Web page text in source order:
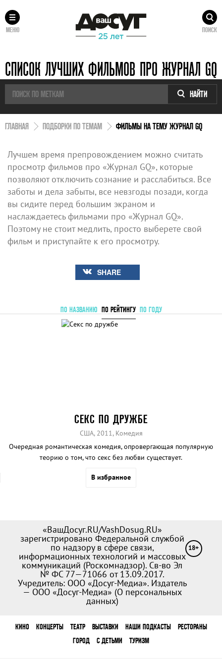
МЕНЮ ПОИСК
СПИСОК ЛУЧШИХ ФИЛЬМОВ ПРО ЖУРНАЛ GQ
НАЙТИ
ГЛАВНАЯ ПОДБОРКИ ПО ТЕМАМ ФИЛЬМЫ НА ТЕМУ ЖУРНАЛ GQ
Лучшем время препровождением можно считать
просмотр фильмов про «Журнал GQ», которые
позволяют отключить сознание и расслабиться. Все
заботы и дела забыты, все невзгоды позади, когда
вы сидите перед большим экраном и
наслаждаетесь фильмами про «Журнал GQ».
Поэтому не стоит медлить, просто выберете свой
фильм и приступайте к его просмотру.
SHARE
ПО НАЗВАНИЮ ПО РЕЙТИНГУ ПО ГОДУ
СЕКС ПО ДРУЖБЕ
США, 2011, Комедия
Очередная романтическая комедия, опровергающая популярную
теорию о том, что секс без любви существует.
В избранное
«ВашДосуг.RU/VashDosug.RU»
зарегистрировано Федеральной службой
по надзору в сфере связи,
информационных технологий и массовых
коммуникаций (Роскомнадзор). Св-во Эл
№ ФС 77—71066 от 13.09.2017.
Учредитель: ООО «Досуг-Медиа». Издатель
— ООО «Досуг-Медиа» (О персональных
данных)
18+
КИНО КОНЦЕРТЫ ТЕАТР ВЫСТАВКИ НАШИ ПОДКАСТЫ
РЕСТОРАНЫ
ГОРОД
С ДЕТЬМИ ТУРИЗМ